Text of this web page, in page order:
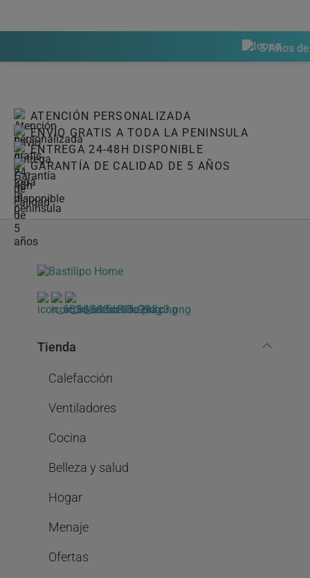
5 Años de
ATENCIÓN PERSONALIZADA
ENVÍO GRATIS A TODA LA PENINSULA
ENTREGA 24-48H DISPONIBLE
GARANTÍA DE CALIDAD DE 5 AÑOS
Tienda
Calefacción
Ventiladores
Cocina
Belleza y salud
Hogar
Menaje
Ofertas